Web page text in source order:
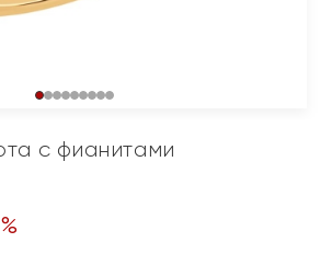
с фианитами
%